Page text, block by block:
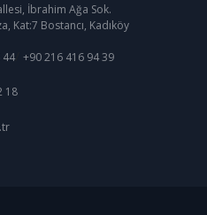
İbrahim Ağa Sok.
Kat:7 Bostancı, Kadıköy
44/ +90 216 416 94 39
18